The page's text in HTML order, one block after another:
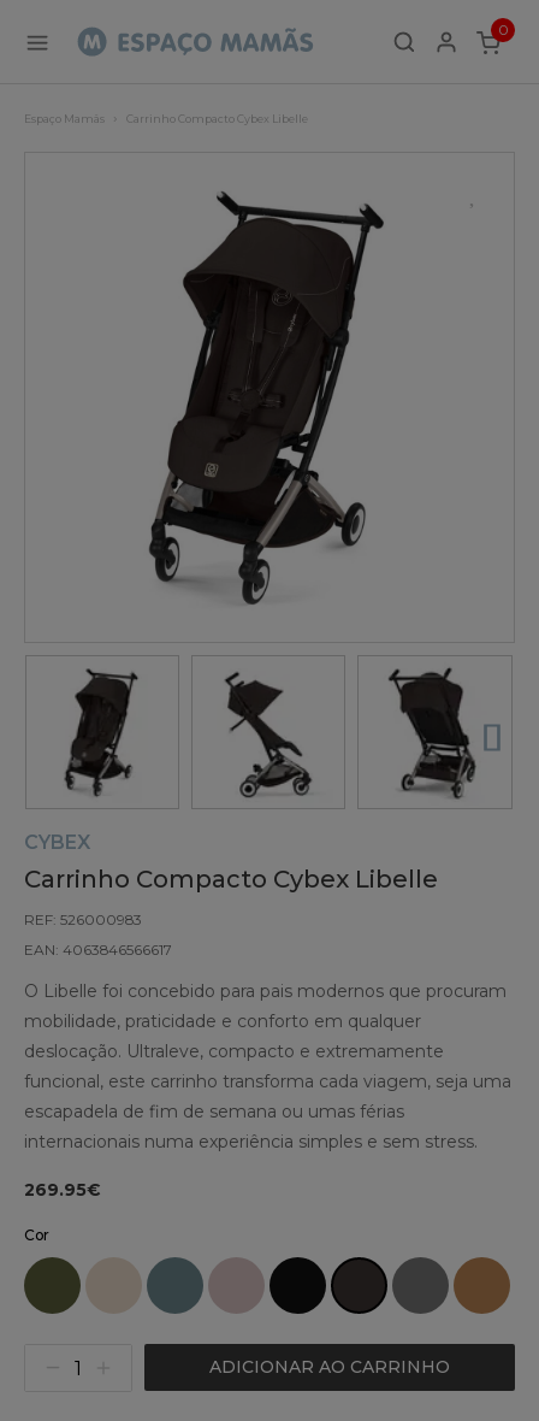
0
ITEMS
Espaço Mamãs Carrinho Compacto Cybex Libelle
CYBEX
Carrinho Compacto Cybex Libelle
REF: 526000983
EAN: 4063846566617
O Libelle foi concebido para pais modernos que procuram
mobilidade, praticidade e conforto em qualquer
deslocação. Ultraleve, compacto e extremamente
funcional, este carrinho transforma cada viagem, seja uma
escapadela de fim de semana ou umas férias
internacionais numa experiência simples e sem stress.
269.95€
Cor
ADICIONAR AO CARRINHO